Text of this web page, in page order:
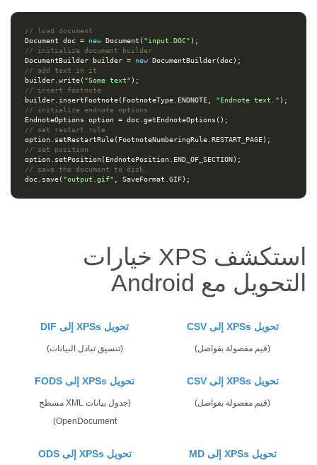
// load document
Document
doc = new Document ( "input.DOC" );
// initialize document builder
DocumentBuilder
builder = new DocumentBuilder(doc);
// add text in it
builder write( "Some text" );
// insert footnote
builder
insertFootnote( FootnoteType ENDNOTE "Endnote text." );
// initialize endnote options
EndnoteOptions
option = doc getEndnoteOptions ();
// set restart rule
option
setRestartRule( FootnoteNumberingRule RESTART_PAGE);
// set position
option
setPosition( EndnotePosition END_OF_SECTION);
// save the document to disk.
doc
save( "output.gif" SaveFormat GIF);
استكشف XPS خيارات
التحويل مع Android
تحويل XPSs إلى CSV
(قيم مفصولة بفواصل)
تحويل XPSs إلى DIF
(تنسيق تبادل البيانات)
تحويل XPSs إلى CSV
(قيم مفصولة بفواصل)
تحويل XPSs إلى FODS
(جدول بيانات XML مسطح
OpenDocument)
تحويل XPSs إلى MD تحويل XPSs إلى ODS